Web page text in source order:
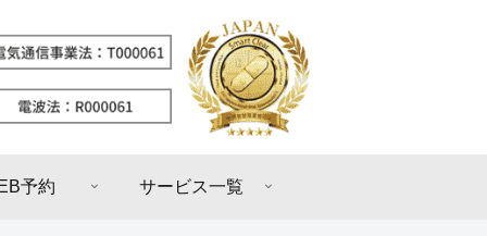
予約 サービス一覧